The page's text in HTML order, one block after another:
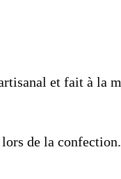
et fait à la
de la